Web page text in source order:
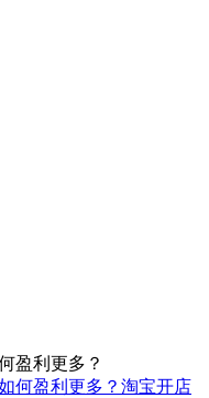
盈利更多？
淘宝开店